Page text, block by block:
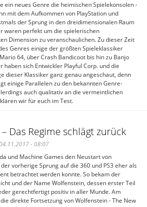
ein neues Genre die heimischen Spielekonsolen -
mit dem Aufkommen von PlayStation und
der Sprung in den dreidimensionalen Raum
waren perfekt um die spielerischen
Dimension zu veranschaulichen. Zu dieser Zeit
Genres einige der größten Spieleklassiker
64, über Crash Bandicoot bis hin zu Banjo
haben sich Entwickler Playful Corp. und die
dieser Klassiker ganz genau angeschaut, denn
einige Parallelen zu den bekannten Genre-
auch qualitativ an die vermeintlichen
wir für euch im Test.
Das Regime schlägt zurück
- 08:07
und Machine Games den Neustart von
vorherige Sprung auf die 360 und PS3 eher als
betrachtet werden konnte. So bekam der
und der Name Wolfenstein, dessen erster Teil
gerechtfertigt positiv in aller Munde. Am
direkte Fortsetzung von Wolfenstein - The New